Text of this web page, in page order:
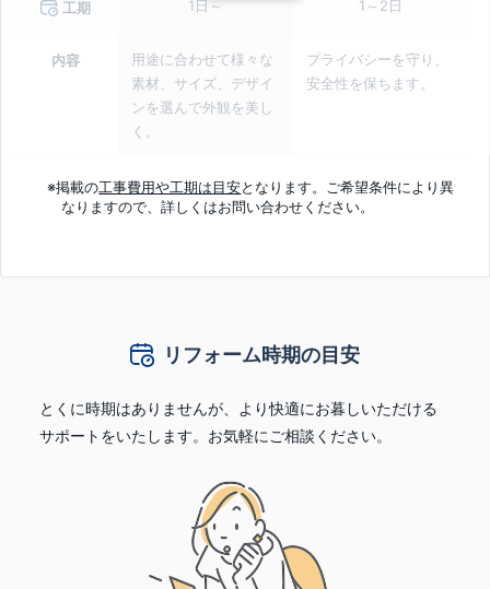
工期 1日～ 1～2日
内容
用途に合わせて様々な
素材、サイズ、デザイ
ンを選んで外観を美し
く。
プライバシーを守り、
安全性を保ちます。
※掲載の工事費用や工期は目安となります。ご希望条件により異
なりますので、詳しくはお問い合わせください。
リフォーム時期の目安
とくに時期はありませんが、より快適にお暮しいただける
サポートをいたします。お気軽にご相談ください。